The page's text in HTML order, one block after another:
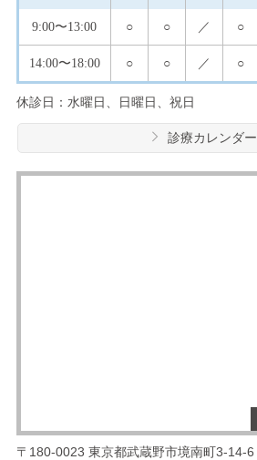
9:00〜13:00 ○ ○ ／ ○
14:00〜18:00 ○ ○ ／ ○
休診日：水曜日、日曜日、祝日
診療カレンダー
〒180-0023 東京都武蔵野市境南町3-14-6